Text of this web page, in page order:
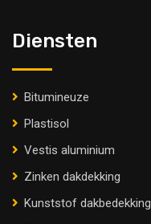
Diensten
Bitumineuze
Plastisol
Vestis aluminium
Zinken dakdekking
Kunststof dakbedekking